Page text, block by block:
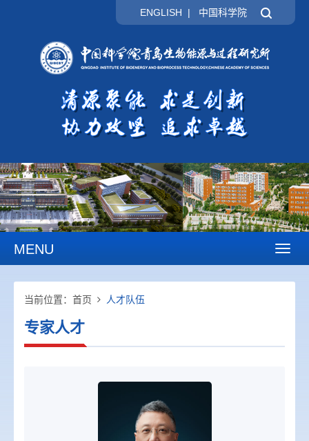
ENGLISH | 中国科学院
MENU
当前位置： 首页 人才队伍
专家人才